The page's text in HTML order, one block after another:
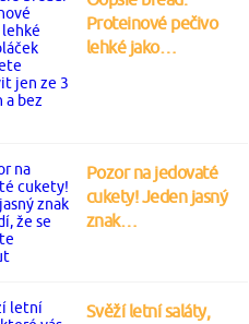
Proteinové pečivo
lehké jako…
Pozor na jedovaté
cukety! Jeden jasný
znak…
Svěží letní saláty,